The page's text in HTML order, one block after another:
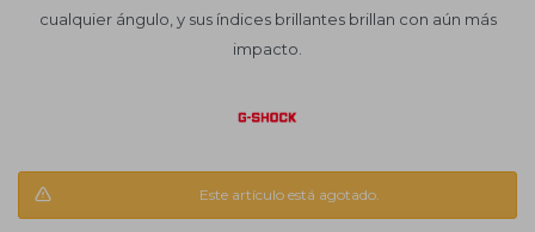
cualquier ángulo, y sus índices brillantes brillan con aún más
impacto.
Este artículo está agotado.